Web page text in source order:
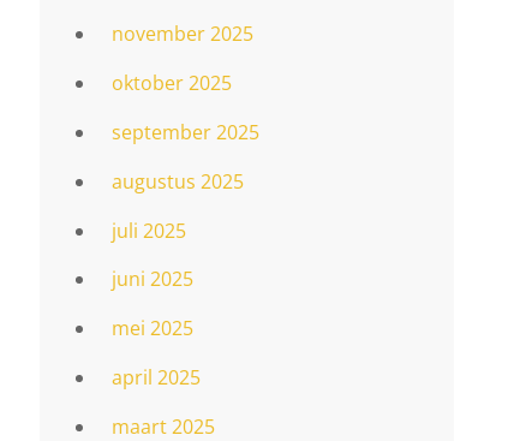
november 2025
oktober 2025
september 2025
augustus 2025
juli 2025
juni 2025
mei 2025
april 2025
maart 2025